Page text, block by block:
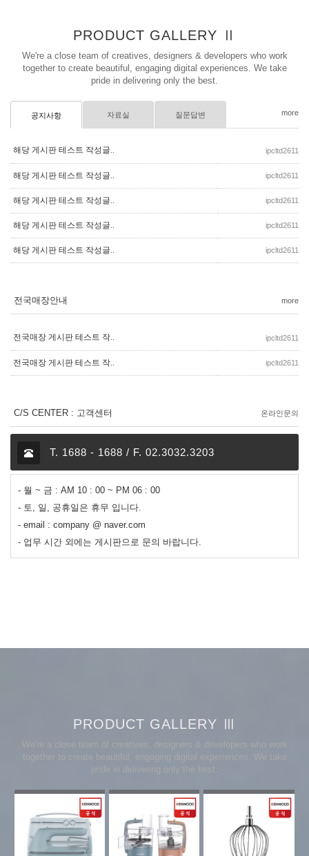
PRODUCT GALLERY Ⅱ
We're a close team of creatives, designers & developers who work
together to create beautiful, engaging digital experiences. We take
pride in delivering only the best.
공지사항 자료실 질문답변 more
해당 게시판 테스트 작성글.. ipcltd2611
해당 게시판 테스트 작성글.. ipcltd2611
해당 게시판 테스트 작성글.. ipcltd2611
해당 게시판 테스트 작성글.. ipcltd2611
해당 게시판 테스트 작성글.. ipcltd2611
전국매장안내 more
전국매장 게시판 테스트 작.. ipcltd2611
전국매장 게시판 테스트 작.. ipcltd2611
C/S CENTER : 고객센터 온라인문의
T. 1688 - 1688 / F. 02.3032.3203
- 월 ~ 금 : AM 10 : 00 ~ PM 06 : 00
- 토, 일, 공휴일은 휴무 입니다.
- email : company @ naver.com
- 업무 시간 외에는 게시판으로 문의 바랍니다.
PRODUCT GALLERY Ⅲ
We're a close team of creatives, designers & developers who work
together to create beautiful, engaging digital experiences. We take
pride in delivering only the best.